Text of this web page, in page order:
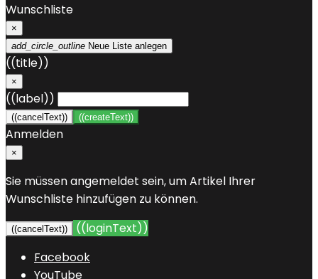
Wunschliste
×
add_circle_outline Neue Liste anlegen
((title))
×
((label))
((cancelText)) ((createText))
Anmelden
×
Sie müssen angemeldet sein, um Artikel Ihrer
Wunschliste hinzufügen zu können.
((cancelText))
((loginText))
Facebook
YouTube